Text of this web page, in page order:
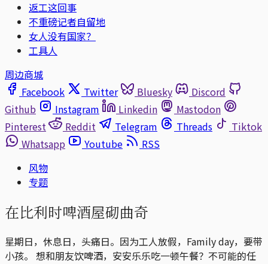
返工这回事
不重磅记者自留地
女人没有国家？
工具人
周边商城
Facebook
Twitter Bluesky
Discord
Github
Instagram Linkedin
Mastodon
Pinterest
Reddit Telegram Threads
Tiktok
Whatsapp
Youtube
RSS
风物
专题
在比利时啤酒屋砌曲奇
星期日，休息日，头痛日。因为工人放假，Family day，要带
小孩。 想和朋友饮啤酒，安安乐乐吃一顿午餐？不可能的任